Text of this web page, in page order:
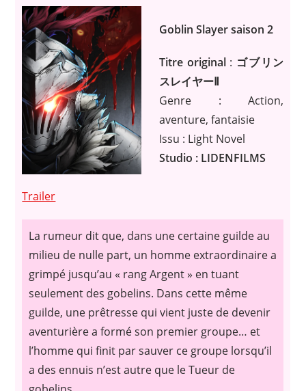
Goblin Slayer saison 2
Titre original: ゴブリン
スレイヤーⅡ
Genre : Action,
aventure, fantaisie
Issu : Light Novel
Studio : LIDENFILMS
Trailer
La rumeur dit que, dans une certaine guilde au
milieu de nulle part, un homme extraordinaire a
grimpé jusqu’au « rang Argent » en tuant
seulement des gobelins. Dans cette même
guilde, une prêtresse qui vient juste de devenir
aventurière a formé son premier groupe… et
l’homme qui finit par sauver ce groupe lorsqu’il
a des ennuis n’est autre que le Tueur de